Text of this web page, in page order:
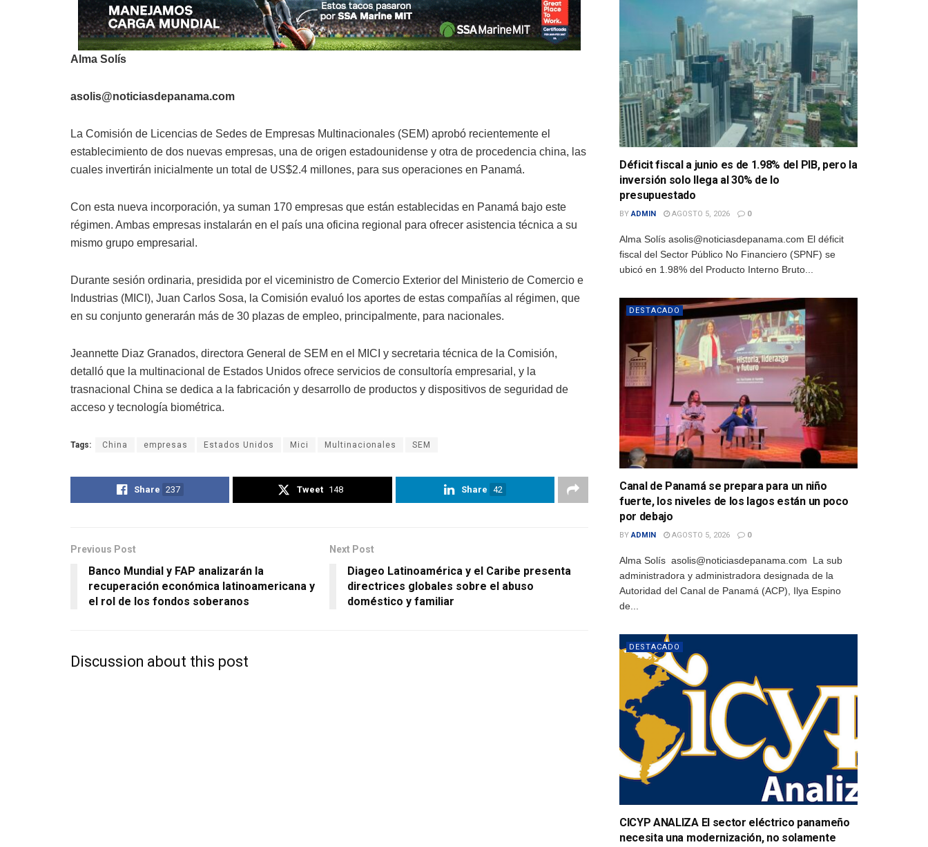
Alma Solís
asolis@noticiasdepanama.com
La Comisión de Licencias de Sedes de Empresas Multinacionales (SEM) aprobó recientemente el
establecimiento de dos nuevas empresas, una de origen estadounidense y otra de procedencia china, las
cuales invertirán inicialmente un total de US$2.4 millones, para sus operaciones en Panamá.
Con esta nueva incorporación, ya suman 170 empresas que están establecidas en Panamá bajo este
régimen. Ambas empresas instalarán en el país una oficina regional para ofrecer asistencia técnica a su
mismo grupo empresarial.
Durante sesión ordinaria, presidida por el viceministro de Comercio Exterior del Ministerio de Comercio e
Industrias (MICI), Juan Carlos Sosa, la Comisión evaluó los aportes de estas compañías al régimen, que
en su conjunto generarán más de 30 plazas de empleo, principalmente, para nacionales.
Jeannette Diaz Granados, directora General de SEM en el MICI y secretaria técnica de la Comisión,
detalló que la multinacional de Estados Unidos ofrece servicios de consultoría empresarial, y la
trasnacional China se dedica a la fabricación y desarrollo de productos y dispositivos de seguridad de
acceso y tecnología biométrica.
Tags: China empresas Estados Unidos Mici Multinacionales SEM
Share 237 Tweet 148 Share 42
Previous Post
Banco Mundial y FAP analizarán la
recuperación económica latinoamericana y
el rol de los fondos soberanos
Next Post
Diageo Latinoamérica y el Caribe presenta
directrices globales sobre el abuso
doméstico y familiar
Discussion about this post
Déficit fiscal a junio es de 1.98% del PIB, pero la
inversión solo llega al 30% de lo
presupuestado
BY ADMIN AGOSTO 5, 2026 0
Alma Solís asolis@noticiasdepanama.com El déficit
fiscal del Sector Público No Financiero (SPNF) se
ubicó en 1.98% del Producto Interno Bruto...
DESTACADO
Canal de Panamá se prepara para un niño
fuerte, los niveles de los lagos están un poco
por debajo
BY ADMIN AGOSTO 5, 2026 0
Alma Solís asolis@noticiasdepanama.com La sub
administradora y administradora designada de la
Autoridad del Canal de Panamá (ACP), Ilya Espino
de...
DESTACADO
CICYP ANALIZA El sector eléctrico panameño
necesita una modernización, no solamente